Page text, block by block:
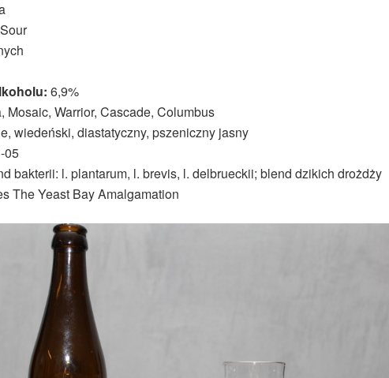
6,9%
Mosaic, Warrior, Cascade, Columbus
wiedeński, diastatyczny, pszeniczny jasny
05
bakterii: l. plantarum, l. brevis, l. delbrueckii; blend dzikich drożdży
The Yeast Bay Amalgamation